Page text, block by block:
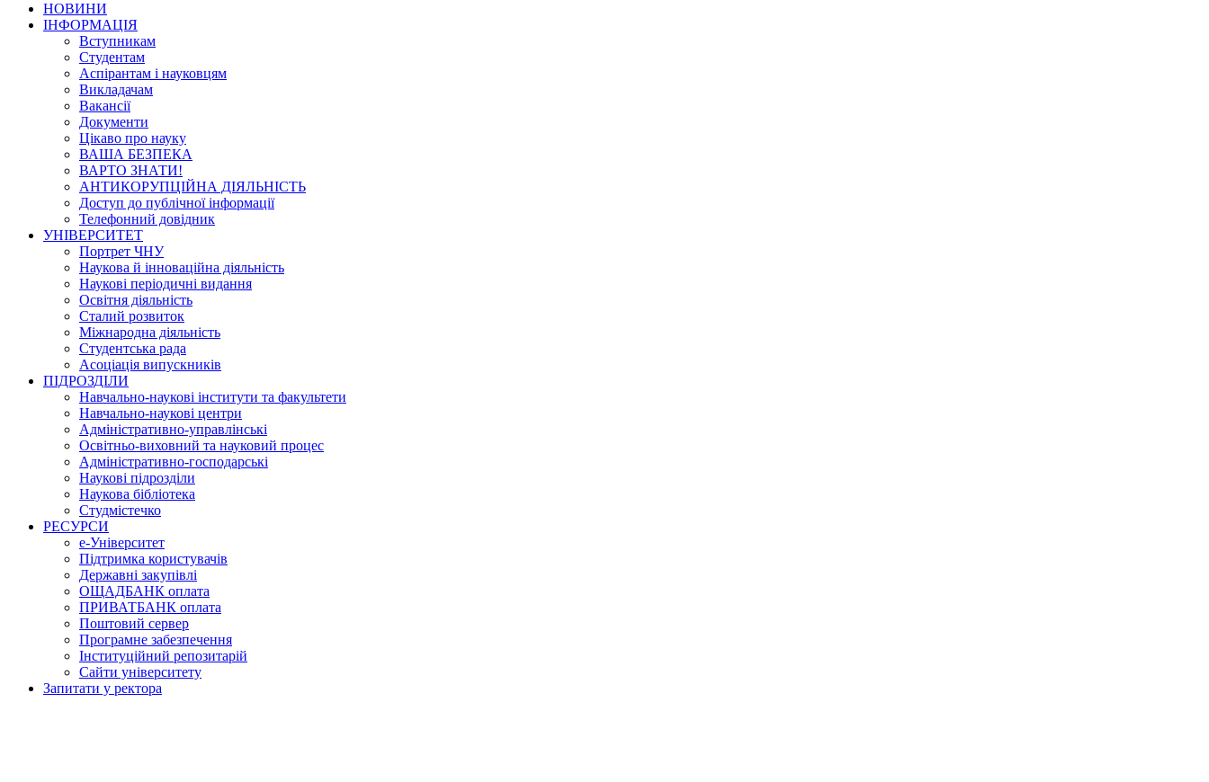
НОВИНИ
ІНФОРМАЦІЯ
Вступникам
Студентам
Аспірантам і науковцям
Викладачам
Вакансії
Документи
Цікаво про науку
ВАША БЕЗПЕКА
ВАРТО ЗНАТИ!
АНТИКОРУПЦІЙНА ДІЯЛЬНІСТЬ
Доступ до публічної інформації
Телефонний довідник
УНІВЕРСИТЕТ
Портрет ЧНУ
Наукова й інноваційна діяльність
Наукові періодичні видання
Освітня діяльність
Сталий розвиток
Міжнародна діяльність
Студентська рада
Асоціація випускників
ПІДРОЗДІЛИ
Навчально-наукові інститути та факультети
Навчально-наукові центри
Адміністративно-управлінські
Освітньо-виховний та науковий процес
Адміністративно-господарські
Наукові підрозділи
Наукова бібліотека
Студмістечко
РЕСУРСИ
е-Університет
Підтримка користувачів
Державні закупівлі
ОЩАДБАНК оплата
ПРИВАТБАНК оплата
Поштовий сервер
Програмне забезпечення
Інституційний репозитарій
Сайти університету
Запитати у ректора